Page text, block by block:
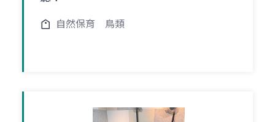
自然保育 鳥類